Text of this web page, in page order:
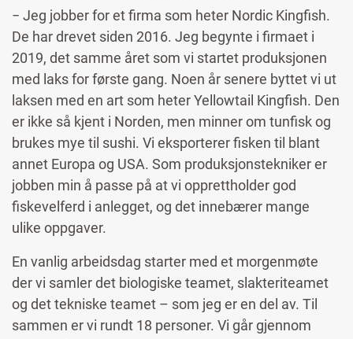
− Jeg jobber for et firma som heter Nordic Kingfish.
De har drevet siden 2016. Jeg begynte i firmaet i
2019, det samme året som vi startet produksjonen
med laks for første gang. Noen år senere byttet vi ut
laksen med en art som heter Yellowtail Kingfish. Den
er ikke så kjent i Norden, men minner om tunfisk og
brukes mye til sushi. Vi eksporterer fisken til blant
annet Europa og USA. Som produksjonstekniker er
jobben min å passe på at vi opprettholder god
fiskevelferd i anlegget, og det innebærer mange
ulike oppgaver.
En vanlig arbeidsdag starter med et morgenmøte
der vi samler det biologiske teamet, slakteriteamet
og det tekniske teamet – som jeg er en del av. Til
sammen er vi rundt 18 personer. Vi går gjennom